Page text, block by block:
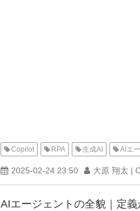
Copilot RPA 生成AI AIエ
2025-02-24 23:50 大原 翔太 |
AIエージェントの全貌｜定